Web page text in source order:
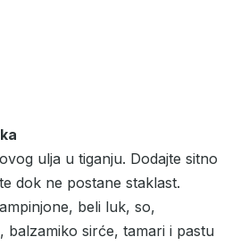
ulja u tiganju. Dodajte sitno
dok ne postane staklast.
beli luk, so,
balzamiko sirće, tamari i pastu